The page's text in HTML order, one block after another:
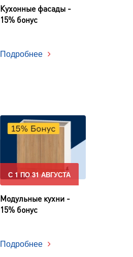
Кухонные фасады -
15% бонус
Подробнее
С 1 ПО 31 АВГУСТА
Модульные кухни -
15% бонус
Подробнее